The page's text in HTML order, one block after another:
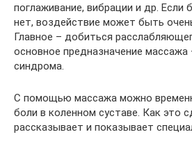
поглаживание, вибрации и др. Если
нет, воздействие может быть
Главное – добиться
основное предназначение массажа
синдрома.
С помощью массажа можно
боли в коленном суставе. Как это
рассказывает и показывает